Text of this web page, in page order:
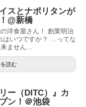
スとナポリタンが
@新橋
洋食屋さん！ 創業明治
はいつですか？ …ってな
ません...
読む
ー（DITC）』カ
ン！＠池袋